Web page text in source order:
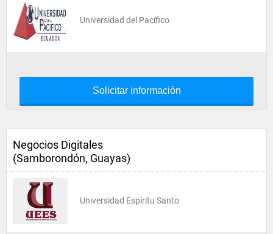
Universidad del Pacífico
Solicitar información
Negocios Digitales
(Samborondón, Guayas)
Universidad Espíritu Santo